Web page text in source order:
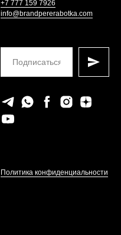
+7 777 159 7926
info@brandpererabotka.com
Политика конфиденциальности